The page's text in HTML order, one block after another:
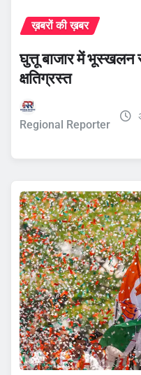
ख़बरों की ख़बर
घुत्तू बाजार में
क्षतिग्रस्त
Regional Reporter